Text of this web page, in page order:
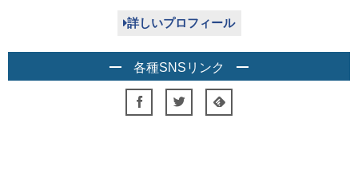
詳しいプロフィール
各種SNSリンク